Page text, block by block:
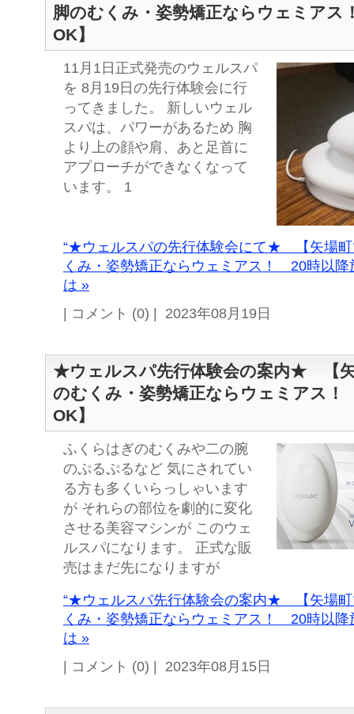
脚のむくみ・姿勢矯正ならウェミア
OK】
11月1日正式発売のウェルスパ
を 8月19日の先行体験会に行
ってきました。 新しいウェル
スパは、パワーがあるため 胸
より上の顔や肩、あと足首に
アプローチができなくなって
います。 1
“★ウェルスパの先行体験会にて★ 【矢場町
くみ・姿勢矯正ならウェミアス！ 20時以降
は »
| コメント (0) | 2023年08月19日
★ウェルスパ先行体験会の案内★ 【
のむくみ・姿勢矯正ならウェミアス
OK】
ふくらはぎのむくみや二の腕
のぷるぷるなど 気にされてい
る方も多くいらっしゃいます
が それらの部位を劇的に変化
させる美容マシンが このウェ
ルスパになります。 正式な販
売はまだ先になりますが
“★ウェルスパ先行体験会の案内★ 【矢場町
くみ・姿勢矯正ならウェミアス！ 20時以降
は »
| コメント (0) | 2023年08月15日